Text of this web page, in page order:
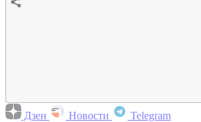
Дзен Новости Telegram